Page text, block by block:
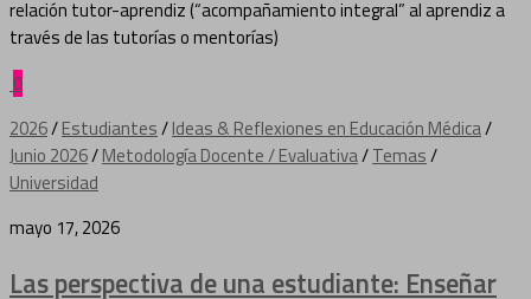
relación tutor-aprendiz (“acompañamiento integral” al aprendiz a
través de las tutorías o mentorías)
0
2026/Estudiantes/Ideas & Reflexiones en Educación Médica/
Junio 2026/Metodología Docente / Evaluativa/Temas/
Universidad
mayo 17, 2026
Las perspectiva de una estudiante: Enseñar